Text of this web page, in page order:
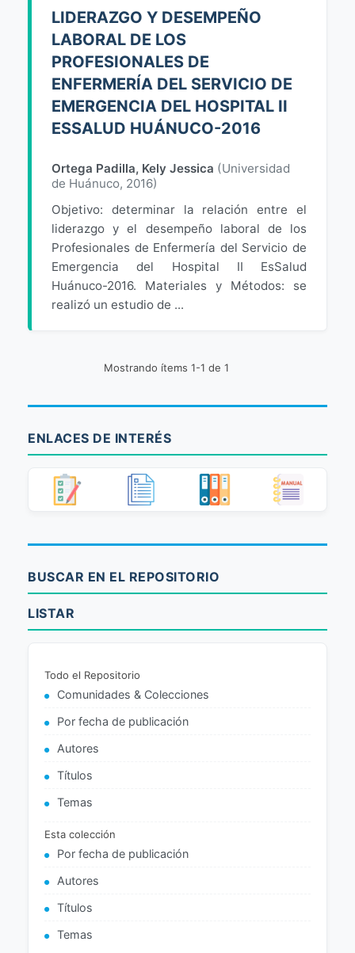
LIDERAZGO Y DESEMPEÑO
LABORAL DE LOS
PROFESIONALES DE
ENFERMERÍA DEL SERVICIO DE
EMERGENCIA DEL HOSPITAL II
ESSALUD HUÁNUCO-2016
Ortega Padilla, Kely Jessica (Universidad
de Huánuco, 2016)
Objetivo: determinar la relación entre el
liderazgo y el desempeño laboral de los
Profesionales de Enfermería del Servicio de
Emergencia del Hospital II EsSalud
Huánuco-2016. Materiales y Métodos: se
realizó un estudio de ...
Mostrando ítems 1-1 de 1
ENLACES DE INTERÉS
BUSCAR EN EL REPOSITORIO
LISTAR
Todo el Repositorio
Comunidades & Colecciones
Por fecha de publicación
Autores
Títulos
Temas
Esta colección
Por fecha de publicación
Autores
Títulos
Temas